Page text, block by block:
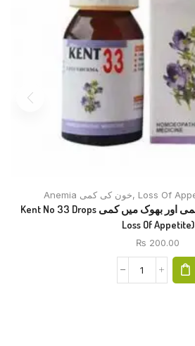
Anemia خون کی کمی,
Kent No 33 Drops خون کی کمی اور بھوک میں کمی (Anemia And
Loss Of Appetite)
₨ 200.00